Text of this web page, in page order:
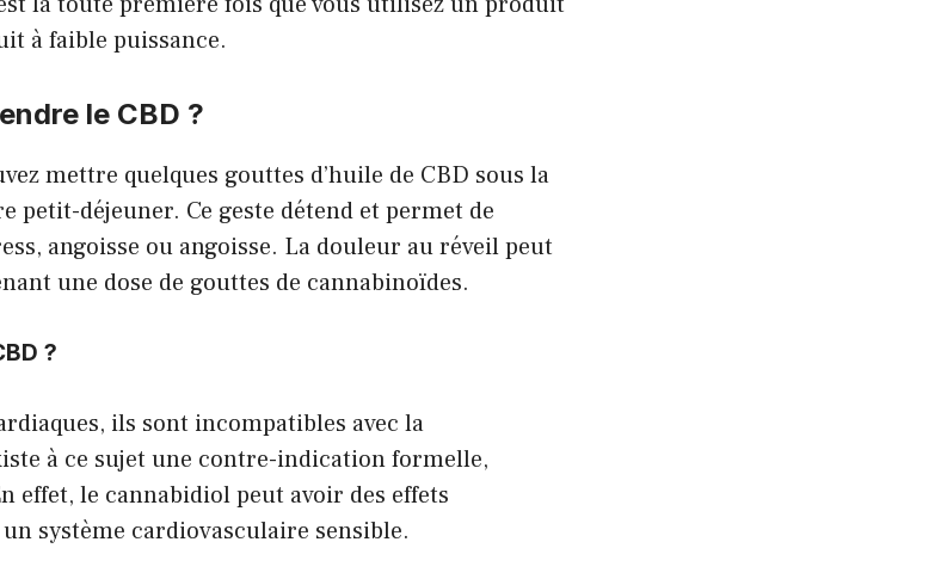
à faible puissance.
le CBD ?
mettre quelques gouttes d’huile de CBD sous la
petit-déjeuner. Ce geste détend et permet de
angoisse ou angoisse. La douleur au réveil peut
une dose de gouttes de cannabinoïdes.
?
ils sont incompatibles avec la
à ce sujet une contre-indication formelle,
effet, le cannabidiol peut avoir des effets
système cardiovasculaire sensible.